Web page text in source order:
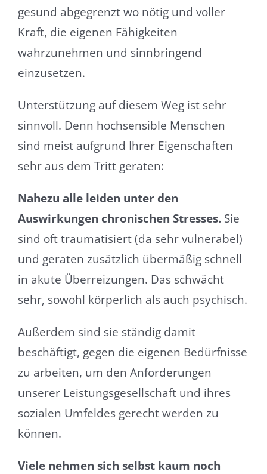
gesund abgegrenzt wo nötig und voller
Kraft, die eigenen Fähigkeiten
wahrzunehmen und sinnbringend
einzusetzen.
Unterstützung auf diesem Weg ist sehr
sinnvoll. Denn hochsensible Menschen
sind meist aufgrund Ihrer Eigenschaften
sehr aus dem Tritt geraten:
Nahezu alle leiden unter den
Auswirkungen chronischen Stresses.Sie
sind oft traumatisiert (da sehr vulnerabel)
und geraten zusätzlich übermäßig schnell
in akute Überreizungen. Das schwächt
sehr, sowohl körperlich als auch psychisch.
Außerdem sind sie ständig damit
beschäftigt, gegen die eigenen Bedürfnisse
zu arbeiten, um den Anforderungen
unserer Leistungsgesellschaft und ihres
sozialen Umfeldes gerecht werden zu
können.
Viele nehmen sich selbst kaum noch